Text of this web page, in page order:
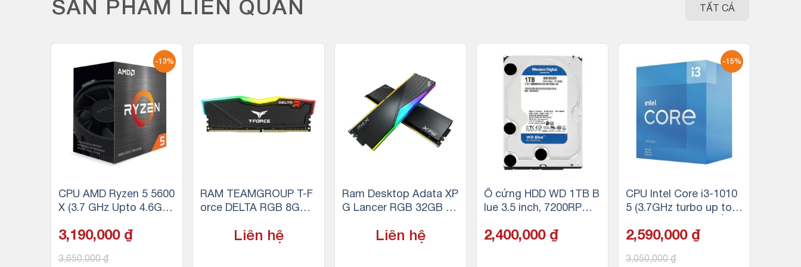
SẢN PHẨM LIÊN QUAN TẤT CẢ
-13%
CPU AMD Ryzen 5 5600
X (3.7 GHz Upto 4.6GHz
reads / 65W / Socket A
3,190,000 ₫
3,650,000₫
RAM TEAMGROUP T-F
orce DELTA RGB 8GB
Liên hệ
Ram Desktop Adata XP
G Lancer RGB 32GB (2
Liên hệ
Ổ cứng HDD WD 1TB B
lue 3.5 inch, 7200RPM,
2,400,000 ₫
-15%
CPU Intel Core i3-1010
5 (3.7GHz turbo up to
6MB Cache, 65W)
2,590,000 ₫
3,050,000₫